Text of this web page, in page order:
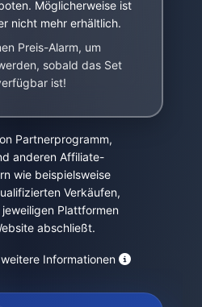
Möglicherweise ist
nicht mehr erhältlich.
Preis-Alarm, um
sobald das Set
ist!
Partnerprogramm,
anderen Affiliate-
wie beispielsweise
Verkäufen,
Plattformen
abschließt.
weitere Informationen